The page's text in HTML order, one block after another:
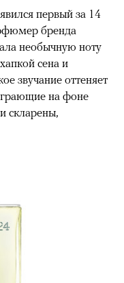
первый за 14
бренда
необычную ноту
сена и
звучание оттеняет
на фоне
скларены,